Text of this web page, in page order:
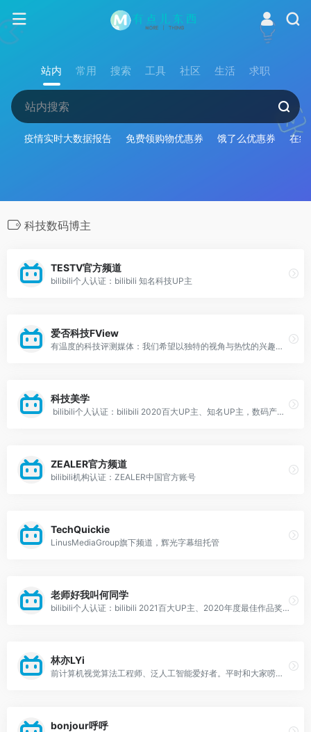
站内 常用 搜索 工具 社区 生活 求职
疫情实时大数据报告 免费领购物优惠券 饿了么优惠券 在
科技数码博主
TESTV官方频道
bilibili个人认证：bilibili 知名科技UP主
爱否科技FView
有温度的科技评测媒体：我们希望以独特的视角与热忱的兴趣，带给用户真实的产品体验，为消费者提供有价值的判断与参考。
科技美学
bilibili个人认证：bilibili 2020百大UP主、知名UP主，数码产品资讯及评测。
ZEALER官方频道
bilibili机构认证：ZEALER中国官方账号
TechQuickie
LinusMediaGroup旗下频道，辉光字幕组托管
老师好我叫何同学
bilibili个人认证：bilibili 2021百大UP主、2020年度最佳作品奖UP主
林亦LYi
前计算机视觉算法工程师、泛人工智能爱好者。平时和大家唠唠科技、唠唠生活。
bonjour呼呼